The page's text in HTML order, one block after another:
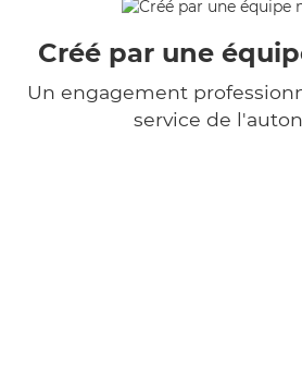
Créé par une
Un engagement
service de